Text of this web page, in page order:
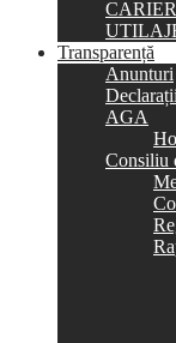
Transparență
Anunturi
AGA
Consiliu